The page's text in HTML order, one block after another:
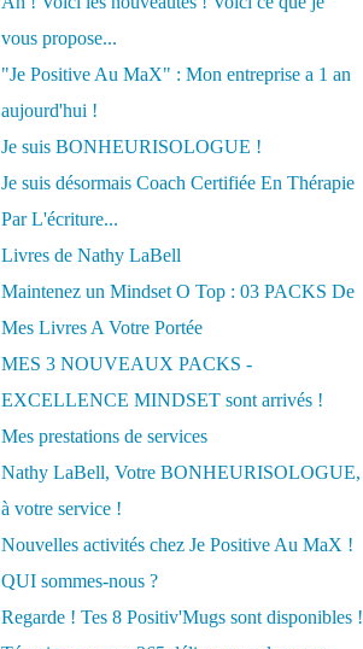
vous propose...
"Je Positive Au MaX" : Mon entreprise a 1 an
aujourd'hui !
Je suis BONHEURISOLOGUE !
Je suis désormais Coach Certifiée En Thérapie
Par L'écriture...
Livres de Nathy LaBell
Maintenez un Mindset O Top : 03 PACKS De
Mes Livres A Votre Portée
MES 3 NOUVEAUX PACKS -
EXCELLENCE MINDSET sont arrivés !
Mes prestations de services
Nathy LaBell, Votre BONHEURISOLOGUE,
à votre service !
Nouvelles activités chez Je Positive Au MaX !
QUI sommes-nous ?
Regarde ! Tes 8 Positiv'Mugs sont disponibles !